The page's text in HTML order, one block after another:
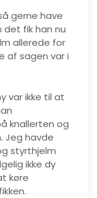
gerne have
det fik han nu
allerede for
af sagen var i
var ikke til at
knallerten og
Jeg havde
styrthjelm
ikke dy
køre